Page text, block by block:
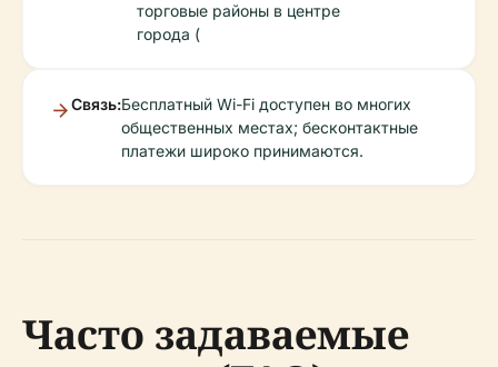
торговые районы в центре
города (
Связь:Бесплатный Wi-Fi доступен во многих
общественных местах; бесконтактные
платежи широко принимаются.
Часто задаваемые